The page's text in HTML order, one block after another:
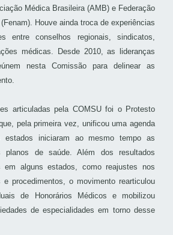
Médica Brasileira (AMB) e Federação
Houve ainda troca de experiências
entre conselhos regionais, sindicatos,
médicas. Desde 2010, as lideranças
nesta Comissão para delinear as
articuladas pela COMSU foi o Protesto
pela primeira vez, unificou uma agenda
estados iniciaram ao mesmo tempo as
planos de saúde. Além dos resultados
em alguns estados, como reajustes nos
procedimentos, o movimento rearticulou
de Honorários Médicos e mobilizou
de especialidades em torno desse